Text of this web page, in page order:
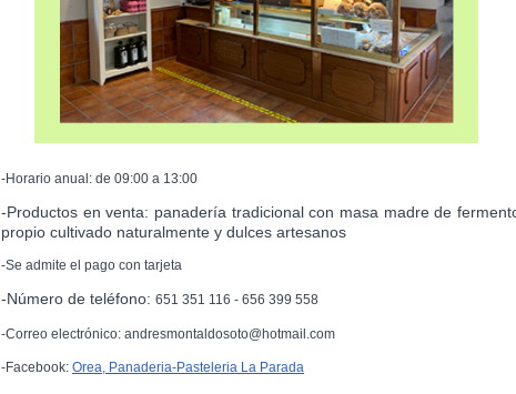
-Horario anual: de 09:00 a 13:00
-Productos en venta: panadería tradicional con masa madre de
propio cultivado naturalmente y dulces artesanos
-Se admite el pago con tarjeta
-Número de teléfono: 651 351 116 - 656 399 558
-Correo electrónico: andresmontaldosoto@hotmail.com
-Facebook: Orea, Panaderia-Pasteleria La Parada